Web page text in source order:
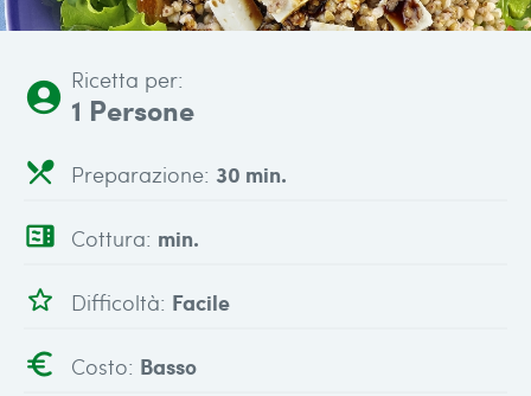
account_circle Ricetta per:
1 Persone
local_dining Preparazione: 30 min.
microwave Cottura: min.
star_outline Difficoltà: Facile
euro Costo: Basso